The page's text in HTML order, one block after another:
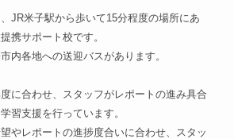
JR米子駅から歩いて15分程度の場所にあ
携サポート校です。
内各地への送迎バスがあります。
に合わせ、スタッフがレポートの進み具合
習支援を行っています。
やレポートの進捗度合いに合わせ、スタッ